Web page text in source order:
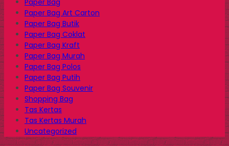
Paper Bag
Paper Bag Art Carton
Paper Bag Butik
Paper Bag Coklat
Paper Bag Kraft
Paper Bag Murah
Paper Bag Polos
Paper Bag Putih
Paper Bag Souvenir
Shopping Bag
Tas Kertas
Tas Kertas Murah
Uncategorized